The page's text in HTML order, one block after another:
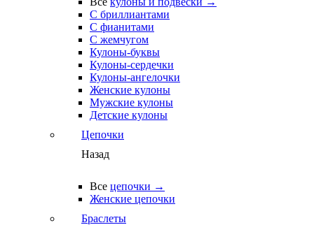
С бриллиантами
С фианитами
С жемчугом
Кулоны-буквы
Кулоны-сердечки
Кулоны-ангелочки
Женские кулоны
Мужские кулоны
Детские кулоны
Цепочки
Назад
Все цепочки →
Женские цепочки
Браслеты